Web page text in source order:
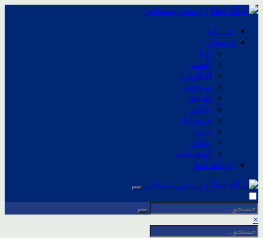
خــــانه
لرستان
ازنا
الشتر
الیگودرز
بروجرد
پلدختر
چگنی
خرم آباد
درود
دلفان
کوهدشت
ارتباط باما
×